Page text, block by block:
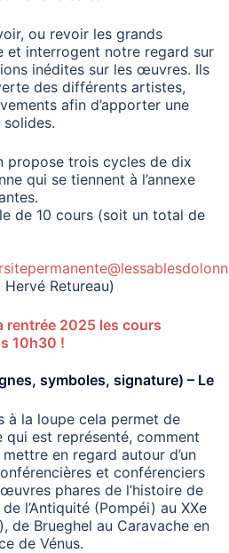
ou revoir les grands
et interrogent notre regard sur
inédites sur les œuvres. Ils
des différents artistes,
afin d’apporter une
solides.
propose trois cycles de dix
qui se tiennent à l’annexe
de 10 cours (soit un total de
Retureau)
rentrée 2025 les cours
10h30 !
symboles, signature) – Le
à la loupe cela permet de
est représenté, comment
en regard autour d’un
et conférenciers
phares de l’histoire de
l’Antiquité (Pompéi) au XXe
de Brueghel au Caravache en
de Vénus.